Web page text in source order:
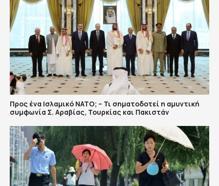
Προς ένα Ισλαμικό ΝΑΤΟ; – Τι σηματοδοτεί η αμυντική
συμφωνία Σ. Αραβίας, Τουρκίας και Πακιστάν